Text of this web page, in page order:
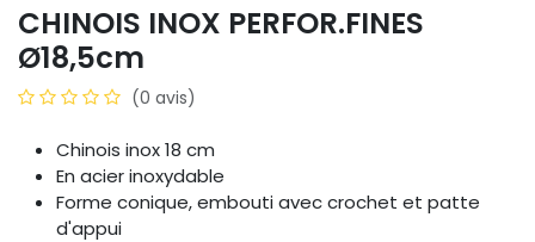
CHINOIS INOX PERFOR.FINES
Ø18,5cm
(0 avis)
Chinois inox 18 cm
En acier inoxydable
Forme conique, embouti avec crochet et patte
d'appui